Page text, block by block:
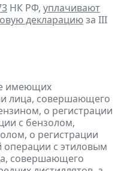
НК РФ, уплачивают
декларациюза III
имеющих
лица, совершающего
о регистрации
с бензолом,
о регистрации
с этиловым
совершающего